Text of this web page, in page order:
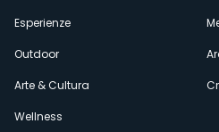
Esperienze
Outdoor
Arte & Cultura
Wellness